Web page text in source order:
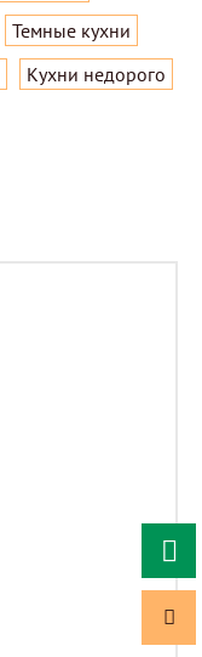
Темные кухни
Кухни недорого